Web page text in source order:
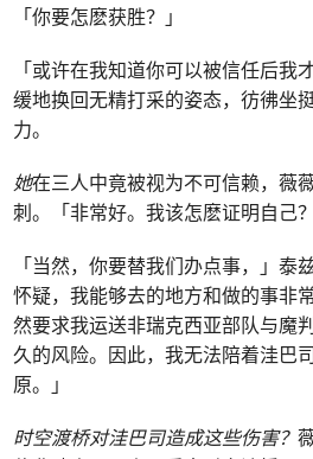
「你要怎麽获胜？」
「或许在我知道你可以被信任后我
缓地换回无精打采的姿态，彷彿坐
力。
她在三人中竟被视为不可信赖，薇
刺。「非常好。我该怎麽证明自己？
「当然，你要替我们办点事，」泰
怀疑，我能够去的地方和做的事非
然要求我运送非瑞克西亚部队与魔
久的风险。因此，我无法陪着洼巴
原。」
时空渡桥对洼巴司造成这些伤害？